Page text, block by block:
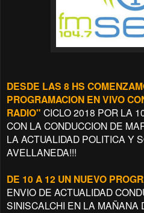
DESDE LAS 8 HS
PROGRAMACION EN VIVO
RADIO" CICLO 2018 POR LA
CON LA CONDUCCION DE
LA ACTUALIDAD POLITICA Y
AVELLANEDA!!!
DE 10 A 12 UN NUEVO
ENVIO DE ACTUALIDAD
SINISCALCHI EN LA MAÑANA